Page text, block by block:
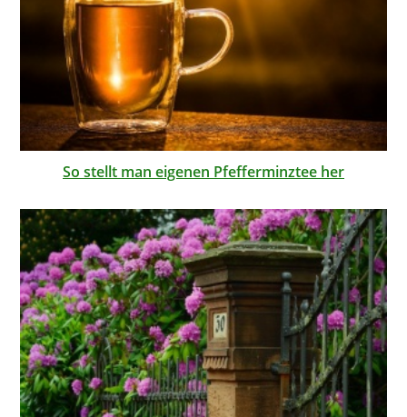
So stellt man eigenen Pfefferminztee her